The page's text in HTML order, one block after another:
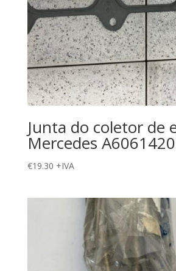
Junta do coletor de
Mercedes
€19.30 +IVA